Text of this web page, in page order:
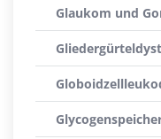
Glaukom und